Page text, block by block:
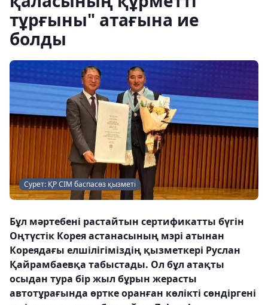
тұрғыны" атағына ие
болды
Сурет: ҚР СІМ баспасөз қызметі
Бұл мәртебені растайтын сертификатты бүгін
Оңтүстік Корея астанасының мэрі атынан
Кореядағы елшілігіміздің қызметкері Руслан
Қайрамбаевқа табыстады. Ол бұл атақты
осыдан тура бір жыл бұрын жерасты
автотұрағында өртке оранған көлікті сөндіргені